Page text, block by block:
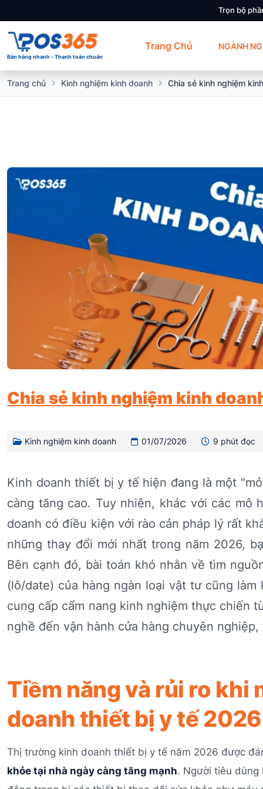
Trọn bộ
Bán hàng nhanh - Thanh toán chuẩn
Trang Chủ NGÀNH
Trang chủ Kinh nghiệm kinh doanh
Chia sẻ kinh nghiệm kinh
Kinh nghiệm kinh doanh 01/07/2026 9 phút đọc
Kinh doanh thiết bị y tế hiện đang là một
càng tăng cao. Tuy nhiên, khác với các mô
doanh có điều kiện với rào cản pháp lý rất
những thay đổi mới nhất trong năm 2026,
Bên cạnh đó, bài toán khó nhằn về tìm
(lô/date) của hàng ngàn loại vật tư cũng
cung cấp cẩm nang kinh nghiệm thực chiến
nghề đến vận hành cửa hàng chuyên
Tiềm năng và rủi ro khi
doanh thiết bị y tế 2026
Thị trường kinh doanh thiết bị y tế năm 2026 được
khỏe tại nhà ngày càng tăng mạnh. Người tiêu dùng